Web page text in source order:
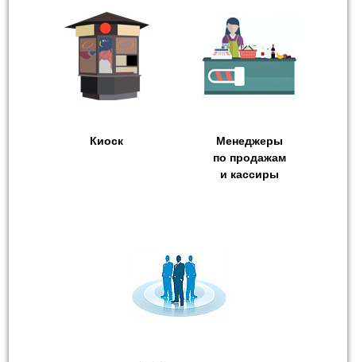
Киоск
Менеджеры
по продажам
и кассиры